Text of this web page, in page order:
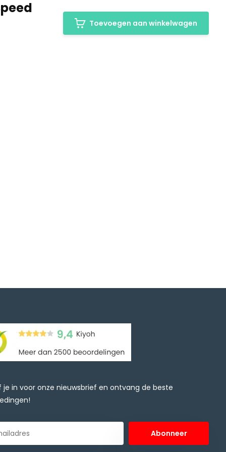
Toevoegen aan winkelwagen
je in voor onze nieuwsbrief en ontvang de beste
Abonneer